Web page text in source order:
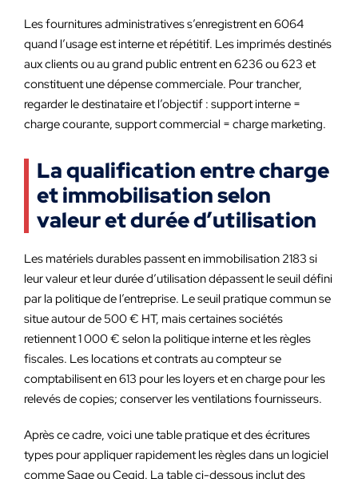
Les fournitures administratives s’enregistrent en 6064
quand l’usage est interne et répétitif. Les imprimés destinés
aux clients ou au grand public entrent en 6236 ou 623 et
constituent une dépense commerciale. Pour trancher,
regarder le destinataire et l’objectif : support interne =
charge courante, support commercial = charge marketing.
La qualification entre charge
et immobilisation selon
valeur et durée d’utilisation
Les matériels durables passent en immobilisation 2183 si
leur valeur et leur durée d’utilisation dépassent le seuil défini
par la politique de l’entreprise. Le seuil pratique commun se
situe autour de 500 € HT, mais certaines sociétés
retiennent 1 000 € selon la politique interne et les règles
fiscales. Les locations et contrats au compteur se
comptabilisent en 613 pour les loyers et en charge pour les
relevés de copies; conserver les ventilations fournisseurs.
Après ce cadre, voici une table pratique et des écritures
types pour appliquer rapidement les règles dans un logiciel
comme Sage ou Cegid. La table ci-dessous inclut des